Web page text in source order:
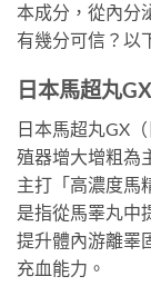
本成分，從內分
有幾分可信？以
日本馬超丸
日本馬超丸GX
殖器增大增粗為
主打「高濃度馬
是指從馬睪丸中
提升體內游離睪
充血能力。